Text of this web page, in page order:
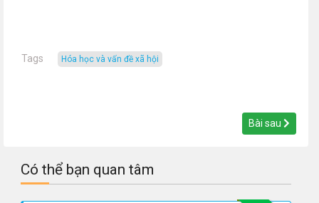
Tags hóa học và vấn đề xã hội
Bài sau
Có thể bạn quan tâm